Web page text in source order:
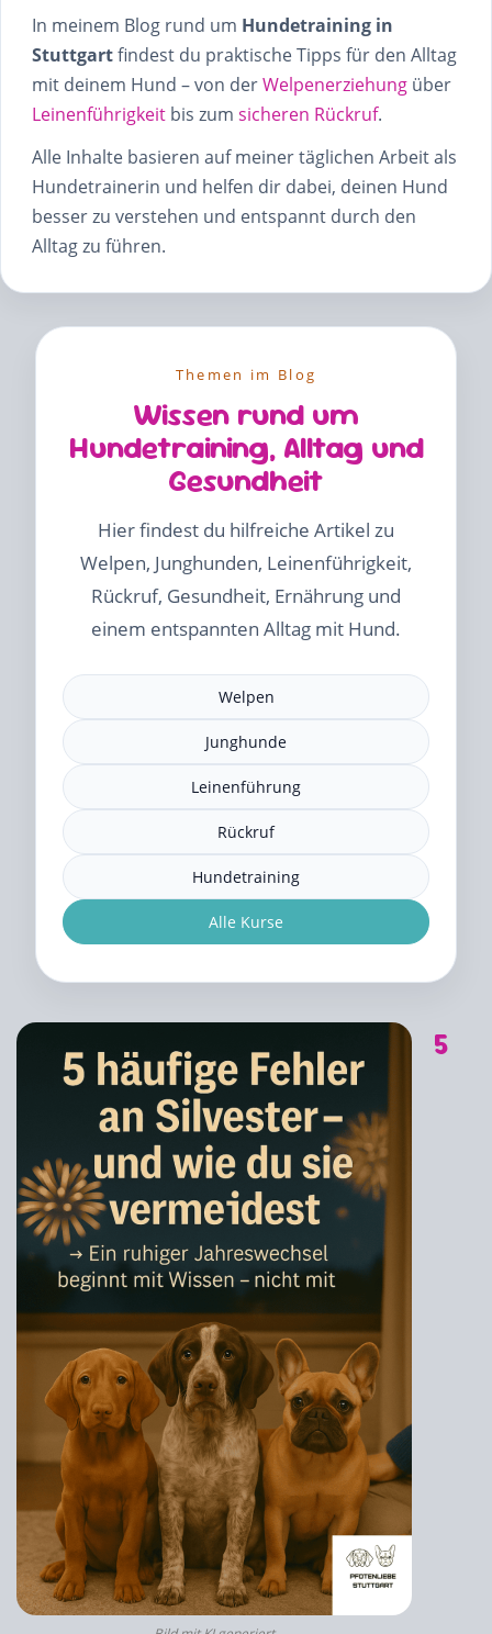
In meinem Blog rund um Hundetraining in
Stuttgartfindest du praktische Tipps für den Alltag
mit deinem Hund – von derWelpenerziehung über
Leinenführigkeit bis zum sicheren Rückruf.
Alle Inhalte basieren auf meiner täglichen Arbeit als
Hundetrainerin und helfen dir dabei, deinen Hund
besser zu verstehen und entspannt durch den
Alltag zu führen.
Themen im Blog
Wissen rund um
Hundetraining, Alltag und
Gesundheit
Hier findest du hilfreiche Artikel zu
Welpen, Junghunden, Leinenführigkeit,
Rückruf, Gesundheit, Ernährung und
einem entspannten Alltag mit Hund.
Welpen
Junghunde
Leinenführung
Rückruf
Hundetraining
Alle Kurse
5